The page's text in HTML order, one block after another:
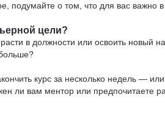
подумайте о том, что для вас важно в
цели?
в должности или освоить новый
курс за несколько недель —
ли вам ментор или предпочитаете